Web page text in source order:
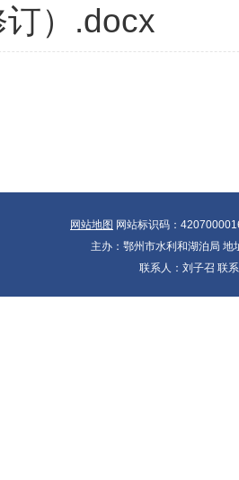
）.docx
网站地图 网站标识码：
主办：鄂州市水利和湖泊局
联系人：刘子召 联